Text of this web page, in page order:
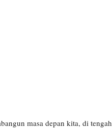
masa depan kita, di tengah